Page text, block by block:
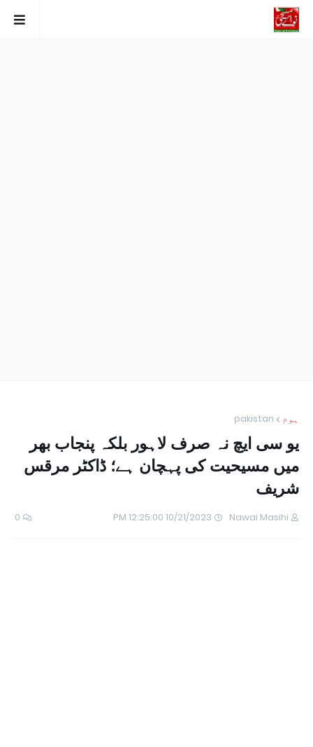
ہوم pakistan
یو سی ایچ نہ صرف لاہور بلکہ پنجاب بھر
میں مسیحیت کی پہچان ہے؛ ڈاکٹر مرقس
شریف
Nawai Masihi
10/21/2023 12:25:00 PM
0